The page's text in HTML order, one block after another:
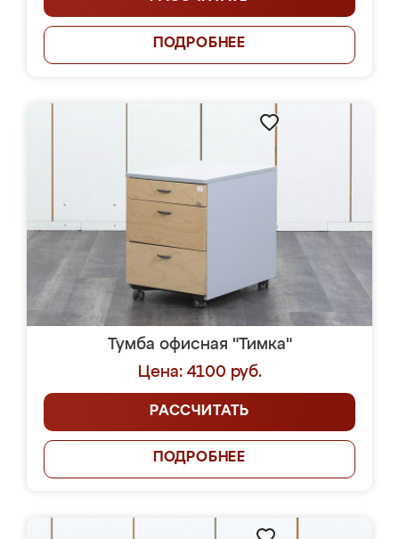
ПОДРОБНЕЕ
Тумба офисная "Тимка"
Цена: 4100 руб.
РАССЧИТАТЬ
ПОДРОБНЕЕ